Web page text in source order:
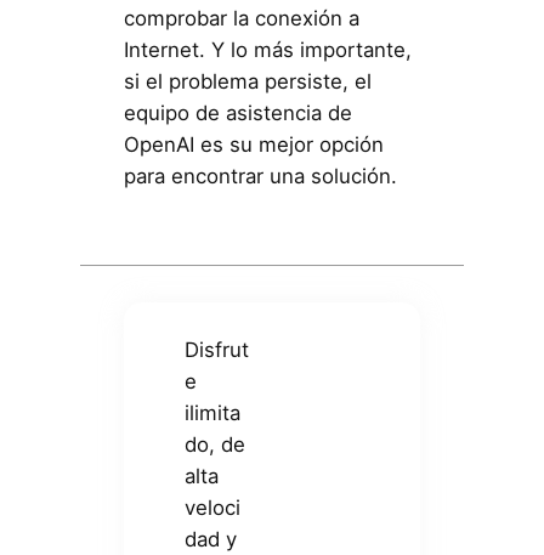
comprobar la conexión a
Internet. Y lo más importante,
si el problema persiste, el
equipo de asistencia de
OpenAI es su mejor opción
para encontrar una solución.
Disfrut
e
ilimita
do, de
alta
veloci
dad y